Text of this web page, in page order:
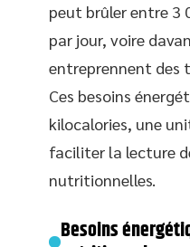
peut brûler entre 3
par jour, voire
entreprennent des
Ces besoins
kilocalories, une
faciliter la lecture
nutritionnelles.
Besoins